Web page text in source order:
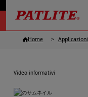
Home Applicazioni
Video informativi